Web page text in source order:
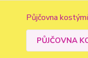
Půjčovna
PŮJČOVNA